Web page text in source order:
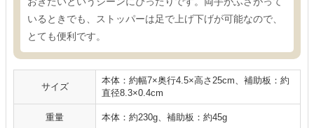
いるときでも、ストッパーは足で上げ下げが可能なので、
とても便利です。
サイズ
本体：約幅7×奥行4.5×高さ25cm、補助板：約
直径8.3×0.4cm
重量 本体：約230g、補助板：約45g